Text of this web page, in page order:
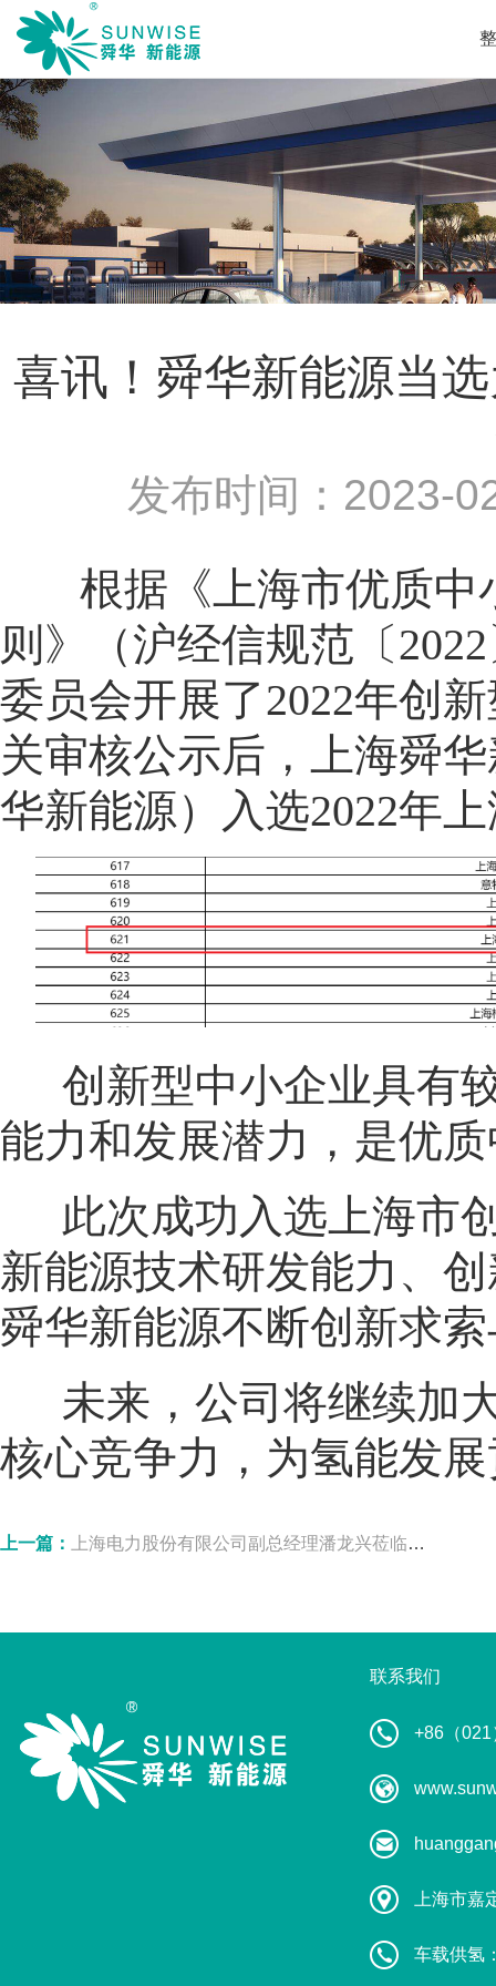
喜讯！舜华新能源当
发布时间： 2023-
根据《上海市优质中
则》（沪经信规范〔
委员会开展了2022年创
关审核公示后，上海舜
华新能源）入选2022年
创新型中小企业具有
能力和发展潜力，是优
此次成功入选上海市
新能源技术研发能力、
舜华新能源不断创新求
未来，公司将继续加
核心竞争力，为氢能发
上一篇： 上海电力股份有限公司副总经理潘龙兴莅临舜华调研
联系我们
+86（
上海市嘉
车载供氢